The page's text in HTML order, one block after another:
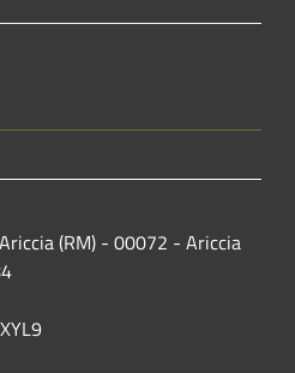
(RM) - 00072 - Ariccia